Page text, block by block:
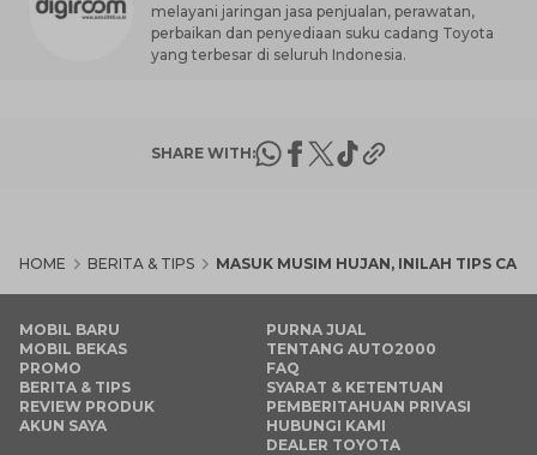
melayani jaringan jasa penjualan, perawatan,
perbaikan dan penyediaan suku cadang Toyota
yang terbesar di seluruh Indonesia.
SHARE WITH:
HOME BERITA & TIPS MASUK MUSIM HUJAN, INILAH TIPS
MOBIL BARU
MOBIL BEKAS
PROMO
BERITA & TIPS
REVIEW PRODUK
AKUN SAYA
PURNA JUAL
TENTANG AUTO2000
FAQ
SYARAT & KETENTUAN
PEMBERITAHUAN PRIVASI
HUBUNGI KAMI
DEALER TOYOTA